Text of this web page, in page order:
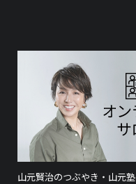
山元賢治のつぶやき・山元